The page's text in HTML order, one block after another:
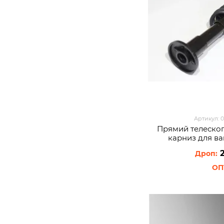
Артикул:
Прямий
карниз для
GALAXY-